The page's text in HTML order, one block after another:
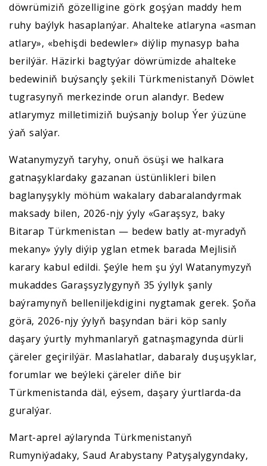
döwrümiziň gözelligine görk goşýan maddy hem
ruhy baýlyk hasaplanýar. Ahalteke atlaryna «asman
atlary», «behişdi bedewler» diýlip mynasyp baha
berilýär. Häzirki bagtyýar döwrümizde ahalteke
bedewiniň buýsançly şekili Türkmenistanyň Döwlet
tugrasynyň merkezinde orun alandyr. Bedew
atlarymyz milletimiziň buýsanjy bolup Ýer ýüzüne
ýaň salýar.
Watanymyzyň taryhy, onuň ösüşi we halkara
gatnaşyklardaky gazanan üstünlikleri bilen
baglanyşykly möhüm wakalary dabaralandyrmak
maksady bilen, 2026-njy ýyly «Garaşsyz, baky
Bitarap Türkmenistan — bedew batly at-myradyň
mekany» ýyly diýip yglan etmek barada Mejlisiň
karary kabul edildi. Şeýle hem şu ýyl Watanymyzyň
mukaddes Garaşsyzlygynyň 35 ýyllyk şanly
baýramynyň belleniljekdigini nygtamak gerek. Şoňa
görä, 2026-njy ýylyň başyndan bäri köp sanly
daşary ýurtly myhmanlaryň gatnaşmagynda dürli
çäreler geçirilýär. Maslahatlar, dabaraly duşuşyklar,
forumlar we beýleki çäreler diňe bir
Türkmenistanda däl, eýsem, daşary ýurtlarda-da
guralýar.
Mart-aprel aýlarynda Türkmenistanyň
Rumyniýadaky, Saud Arabystany Patyşalygyndaky,